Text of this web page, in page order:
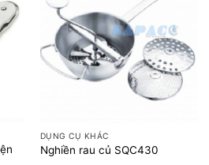
DỤNG CỤ KHÁC
Nghiền rau củ SQC430